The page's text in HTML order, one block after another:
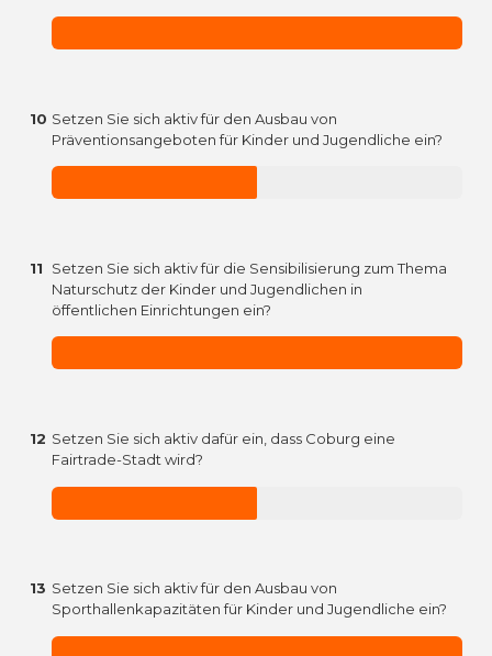
10 Setzen Sie sich aktiv für den Ausbau von
Präventionsangeboten für Kinder und Jugendliche ein?
11
Setzen Sie sich aktiv für die Sensibilisierung zum Thema
Naturschutz der Kinder und Jugendlichen in
öffentlichen Einrichtungen ein?
12 Setzen Sie sich aktiv dafür ein, dass Coburg eine
Fairtrade-Stadt wird?
13 Setzen Sie sich aktiv für den Ausbau von
Sporthallenkapazitäten für Kinder und Jugendliche ein?